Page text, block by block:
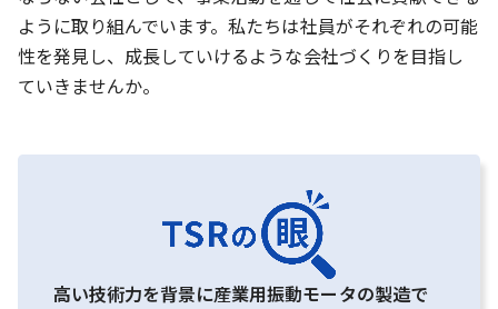
ように取り組んでいます。私たちは社員がそれぞれの可能
性を発見し、成長していけるような会社づくりを目指し
ていきませんか。
高い技術力を背景に産業用振動モータの製造で